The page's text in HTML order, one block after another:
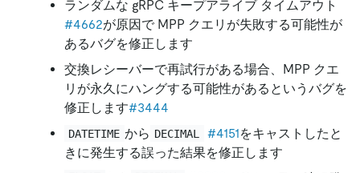
ランダムな gRPC キープアライブ タイムアウト
#4662が原因で MPP クエリが失敗する可能性が
あるバグを修正します
交換レシーバーで再試行がある場合、MPP クエ
リが永久にハングする可能性があるというバグを
修正します#3444
DATETIME から DECIMAL #4151をキャストしたと
きに発生する誤った結果を修正します